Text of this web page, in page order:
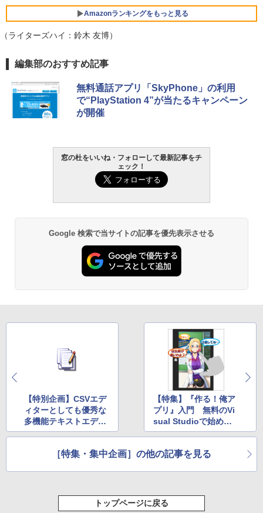
Core i5/16GB/SSD 512GB/ホワイト) FM
VWK3E15W_AZ
Amazonランキングをもっと見る
Amazon Kindle Paperwhite (16GB) 7イ
週間持続バッテリー、広告なし、ブラッ
ク
￥22,980
Amazon Kindle - 目に優しい、かさばら
ない、大きな画面で読みやすい、6週間持
続バッテリー、6インチディスプレイ電子
書籍リーダー、マッチャ、16GB、広告な
し
ション (32GB) 7インチディスプレイ、明
るさ自動調整、色調調節ライト、12週間
持続バッテリー、広告なし、メタリック
Amazon Kindle Colorsoft | 16GBストレ
ージ、防水、7インチカラーディスプレ
イ、色調調節ライト、最大8週間持続バッ
テリー、広告無し、ブラック (2025年発
￥31,980
New Amazon Kindle Scribe Colorsoft |
レージ、ノート機能搭載、明るさ自動調
き、グラファイト
￥115,980
（ライターズハイ：鈴木 友博）
編集部のおすすめ記事
無料通話アプリ「SkyPhone」の利用
で“PlayStation 4”が当たるキャンペーン
が開催
窓の杜をいいね・フォローして最新記事をチ
ェック！
Google 検索で当サイトの記事を優先表示させる
【特別企画】CSVエデ
ィターとしても優秀な
多機能テキストエディ
ター「EmEditor Profe
【特集】『作る！俺ア
プリ』入門 無料のVi
sual Studioで始める
タッチアプリ作成術 前
［特集・集中企画］の他の記事を見る
トップページに戻る